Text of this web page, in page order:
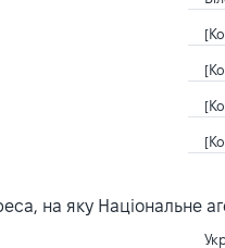
на яку Національне